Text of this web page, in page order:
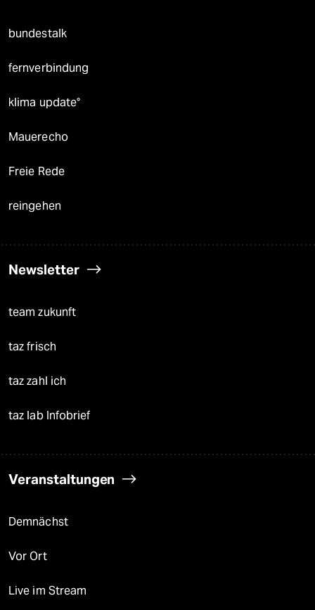
bundestalk
fernverbindung
klima update°
Mauerecho
Freie Rede
reingehen
Newsletter
team zukunft
taz frisch
taz zahl ich
taz lab Infobrief
Veranstaltungen
Demnächst
Vor Ort
Live im Stream